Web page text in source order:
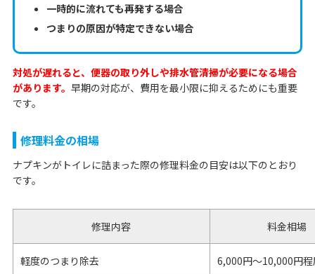
一時的に流れても再発する場合
つまりの原因が特定できない場合
対処が遅れると、便器の取り外しや排水管清掃が必要になる場合
があります。 早期の対応が、費用を最小限に抑えるためにも重要
です。
修理料金の相場
ナプキンがトイレに詰まった際の修理料金の目安は以下のとおり
です。
修理内容 料金相場
軽度のつまり除去 6,000円〜10,000円